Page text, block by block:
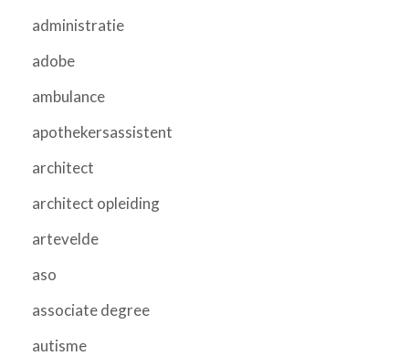
administratie
adobe
ambulance
apothekersassistent
architect
architect opleiding
artevelde
aso
associate degree
autisme